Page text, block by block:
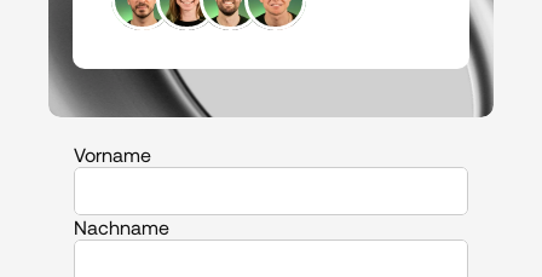
Vorname
Nachname